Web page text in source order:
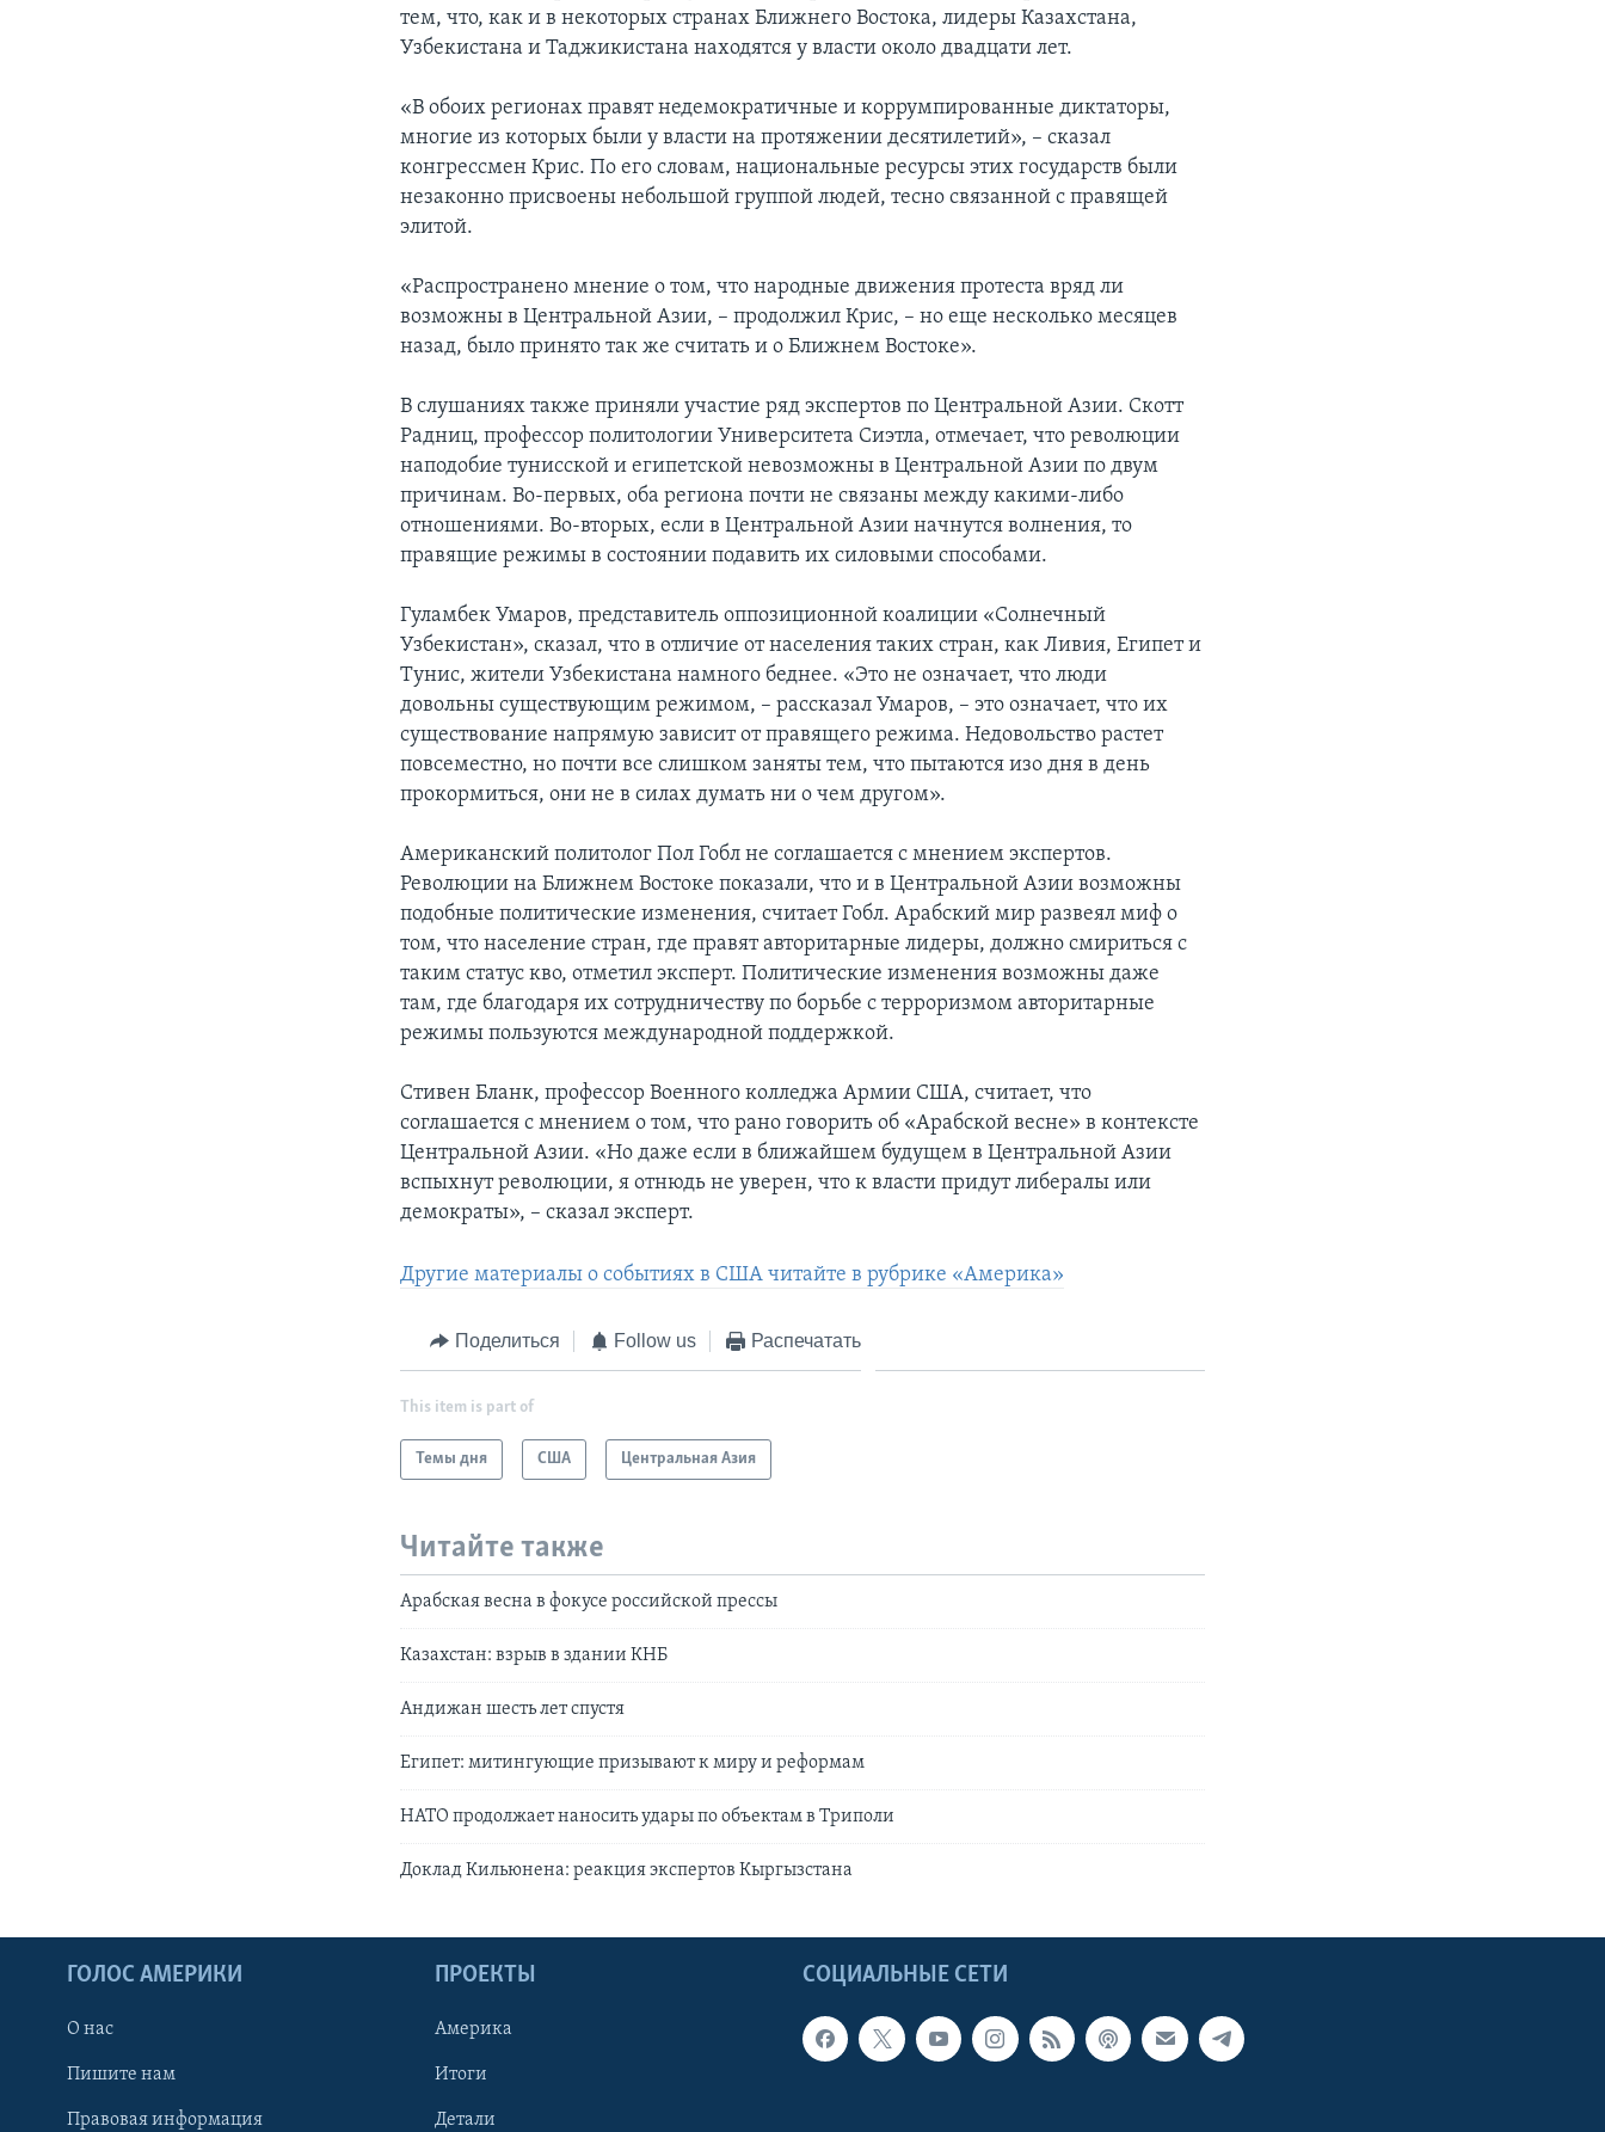
тем, что, как и в некоторых странах Ближнего Востока, лидеры Казахстана,
Узбекистана и Таджикистана находятся у власти около двадцати лет.
«В обоих регионах правят недемократичные и коррумпированные диктаторы,
многие из которых были у власти на протяжении десятилетий», – сказал
конгрессмен Крис. По его словам, национальные ресурсы этих государств были
незаконно присвоены небольшой группой людей, тесно связанной с правящей
элитой.
«Распространено мнение о том, что народные движения протеста вряд ли
возможны в Центральной Азии, – продолжил Крис, – но еще несколько месяцев
назад, было принято так же считать и о Ближнем Востоке».
В слушаниях также приняли участие ряд экспертов по Центральной Азии. Скотт
Радниц, профессор политологии Университета Сиэтла, отмечает, что революции
наподобие тунисской и египетской невозможны в Центральной Азии по двум
причинам. Во-первых, оба региона почти не связаны между какими-либо
отношениями. Во-вторых, если в Центральной Азии начнутся волнения, то
правящие режимы в состоянии подавить их силовыми способами.
Гуламбек Умаров, представитель оппозиционной коалиции «Солнечный
Узбекистан», сказал, что в отличие от населения таких стран, как Ливия, Египет и
Тунис, жители Узбекистана намного беднее. «Это не означает, что люди
довольны существующим режимом, – рассказал Умаров, – это означает, что их
существование напрямую зависит от правящего режима. Недовольство растет
повсеместно, но почти все слишком заняты тем, что пытаются изо дня в день
прокормиться, они не в силах думать ни о чем другом».
Американский политолог Пол Гобл не соглашается с мнением экспертов.
Революции на Ближнем Востоке показали, что и в Центральной Азии возможны
подобные политические изменения, считает Гобл. Арабский мир развеял миф о
том, что население стран, где правят авторитарные лидеры, должно смириться с
таким статус кво, отметил эксперт. Политические изменения возможны даже
там, где благодаря их сотрудничеству по борьбе с терроризмом авторитарные
режимы пользуются международной поддержкой.
Стивен Бланк, профессор Военного колледжа Армии США, считает, что
соглашается с мнением о том, что рано говорить об «Арабской весне» в контексте
Центральной Азии. «Но даже если в ближайшем будущем в Центральной Азии
вспыхнут революции, я отнюдь не уверен, что к власти придут либералы или
демократы», – сказал эксперт.
Другие материалы о событиях в США читайте в рубрике «Америка»
Поделиться Follow us Распечатать
This item is part of
Темы дня США Центральная Азия
Читайте также
Арабская весна в фокусе российской прессы
Казахстан: взрыв в здании КНБ
Андижан шесть лет спустя
Египет: митингующие призывают к миру и реформам
НАТО продолжает наносить удары по объектам в Триполи
Доклад Кильюнена: реакция экспертов Кыргызстана
СОЦИАЛЬНЫЕ СЕТИ
ГОЛОС АМЕРИКИ
О нас
Пишите нам
Правовая информация
ПРОЕКТЫ
Америка
Итоги
Детали